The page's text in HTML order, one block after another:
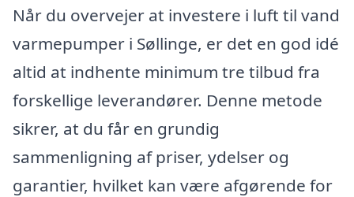
Når du overvejer at investere i luft til vand
varmepumper i Søllinge, er det en god idé
altid at indhente minimum tre tilbud fra
forskellige leverandører. Denne metode
sikrer, at du får en grundig
sammenligning af priser, ydelser og
garantier, hvilket kan være afgørende for